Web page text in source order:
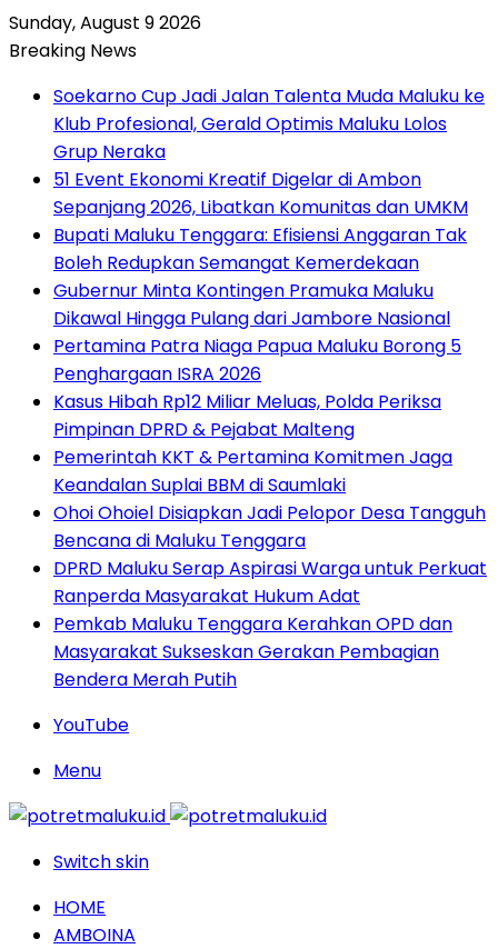
Sunday, August 9 2026
Breaking News
Soekarno Cup Jadi Jalan Talenta Muda Maluku ke
Klub Profesional, Gerald Optimis Maluku Lolos
Grup Neraka
51 Event Ekonomi Kreatif Digelar di Ambon
Sepanjang 2026, Libatkan Komunitas dan UMKM
Bupati Maluku Tenggara: Efisiensi Anggaran Tak
Boleh Redupkan Semangat Kemerdekaan
Gubernur Minta Kontingen Pramuka Maluku
Dikawal Hingga Pulang dari Jambore Nasional
Pertamina Patra Niaga Papua Maluku Borong 5
Penghargaan ISRA 2026
Kasus Hibah Rp12 Miliar Meluas, Polda Periksa
Pimpinan DPRD & Pejabat Malteng
Pemerintah KKT & Pertamina Komitmen Jaga
Keandalan Suplai BBM di Saumlaki
Ohoi Ohoiel Disiapkan Jadi Pelopor Desa Tangguh
Bencana di Maluku Tenggara
DPRD Maluku Serap Aspirasi Warga untuk Perkuat
Ranperda Masyarakat Hukum Adat
Pemkab Maluku Tenggara Kerahkan OPD dan
Masyarakat Sukseskan Gerakan Pembagian
Bendera Merah Putih
YouTube
Menu
Switch skin
HOME
AMBOINA